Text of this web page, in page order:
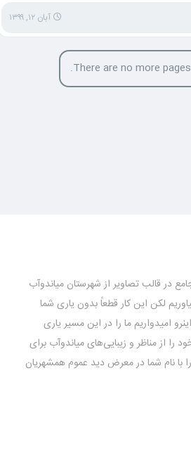
آبان ۱۲, ۱۳۹۹
There are no more
در قالب تصاویر از شهرستان میاندوآب
لکن این کار قطعاً بدون یاری شما
امیدواریم ما را در این مسیر یاری
از مناظر و زیبایی‌های میاندوآب برای
را با نام شما در معرض دید عموم همشهریان